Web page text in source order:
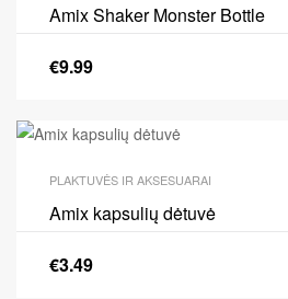
Amix Shaker Monster Bottle
€9.99
PLAKTUVĖS IR AKSESUARAI
Amix kapsulių dėtuvė
€3.49